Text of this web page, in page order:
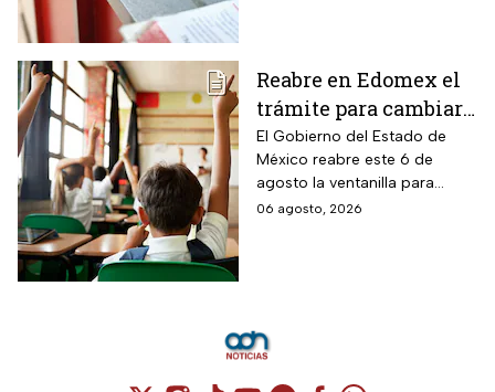
Reabre en Edomex el
trámite para cambiar
de escuela a tus hijos
en preescolar,
primaria o secundaria:
es gratis y esta es la
El Gobierno del Estado de
México reabre este 6 de
agosto la ventanilla para
quienes buscan un cambio de
06 agosto, 2026